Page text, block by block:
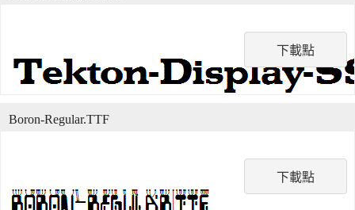
下載點
下載點
Boron-Regular.TTF